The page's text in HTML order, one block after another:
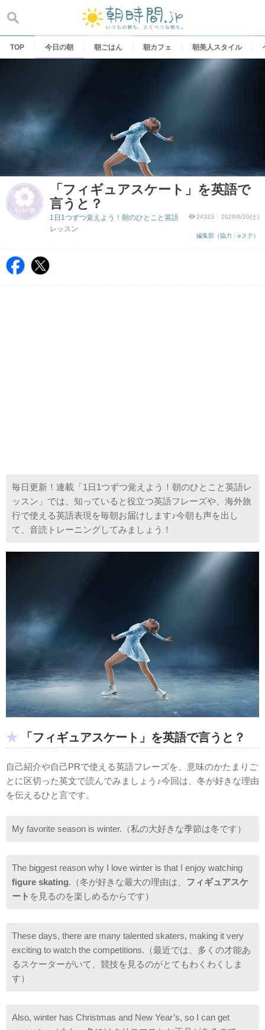
content
TOP 今日の朝 朝ごはん 朝カフェ 朝美人スタイル
「フィギュアスケート」を英語で
言うと？
24323 2026/6/20(土)
編集部（協力：eステ）
1日1つずつ覚えよう！朝のひとこと英語
レッスン
毎日更新！連載「1日1つずつ覚えよう！朝のひとこと英語レ
ッスン」では、知っていると役立つ英語フレーズや、海外旅
行で使える英語表現を毎朝お届けします♪今朝も声を出し
て、音読トレーニングしてみましょう！
「フィギュアスケート」を英語で言うと？
自己紹介や自己PRで使える英語フレーズを、意味のかたまりご
とに区切った英文で読んでみましょう♪今回は、冬が好きな理由
を伝えるひと言です。
My favorite season is winter.（私の大好きな季節は冬です）
The biggest reason why I love winter is that I enjoy watching
figure skating.（冬が好きな最大の理由は、 フィギュアスケ
ート を見るのを楽しめるからです）
These days, there are many talented skaters, making it very
exciting to watch the competitions.（最近では、多くの才能あ
るスケーターがいて、競技を見るのがとてもわくわくしま
す）
Also, winter has Christmas and New Year’s, so I can get